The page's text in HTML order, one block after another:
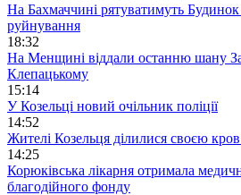
На Бахмаччині рятуватимуть
руйнування
18:32
На Менщині віддали останню шану
Клепацькому
15:14
У Козельці новий очільник поліції
14:52
Жителі Козельця ділилися своєю
14:25
Корюківська лікарня отримала
благодійного фонду